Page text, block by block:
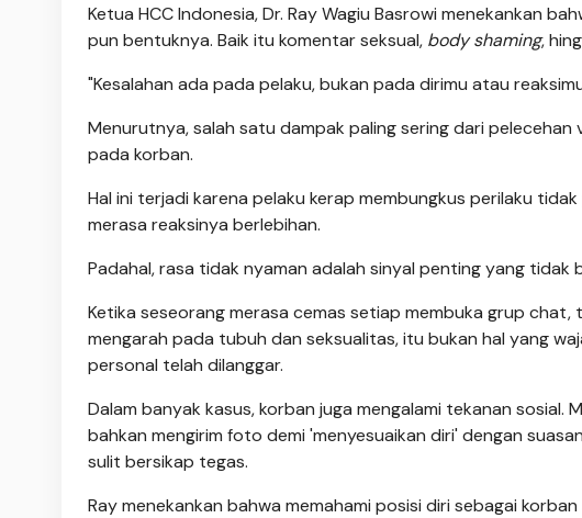
Ketua HCC Indonesia, Dr. Ray Wagiu Basrowi menekankan
pun bentuknya. Baik itu komentar seksual, body shaming,
"Kesalahan ada pada pelaku, bukan pada dirimu atau
Menurutnya, salah satu dampak paling sering dari
pada korban.
Hal ini terjadi karena pelaku kerap membungkus perilaku
merasa reaksinya berlebihan.
Padahal, rasa tidak nyaman adalah sinyal penting yang tidak
Ketika seseorang merasa cemas setiap membuka grup
mengarah pada tubuh dan seksualitas, itu bukan hal yang
personal telah dilanggar.
Dalam banyak kasus, korban juga mengalami tekanan
bahkan mengirim foto demi 'menyesuaikan diri' dengan
sulit bersikap tegas.
Ray menekankan bahwa memahami posisi diri sebagai